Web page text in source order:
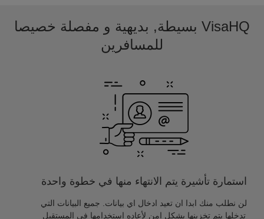
VisaHQ بسيطة, بديهية و مفصلة خصيصا
للمسافرين
استمارة تأشيرة يتم الانتهاء منها في خطوة واحدة
لن نطلب منك ابدا ان تعيد ادخال اي بيانات. جميع البيانات التي
تدخلها يتم تخزينها بشكل امن لأعاده استخدامها في المستقبل